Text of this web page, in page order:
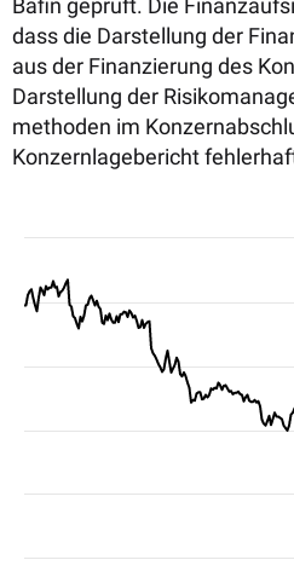
dass die Darstellung der
aus der Finanzierung des
Darstellung der
methoden im
Konzernlagebericht